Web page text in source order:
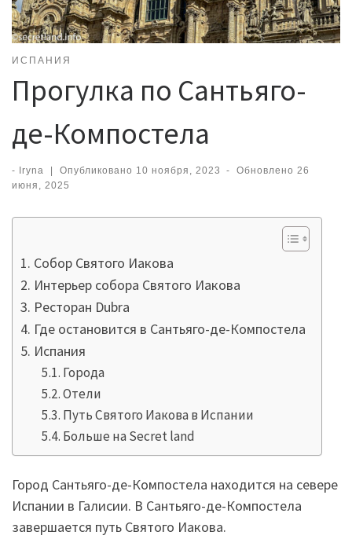
ИСПАНИЯ
Прогулка по Сантьяго-
де-Компостела
- Iryna Опубликовано 10 ноября, 2023 - Обновлено26
июня, 2025
Собор Святого Иакова
Интерьер собора Святого Иакова
Ресторан Dubra
Где остановится в Сантьяго-де-Компостела
Испания
Города
Отели
Путь Святого Иакова в Испании
Больше на Secret land
Город Сантьяго-де-Компостела находится на севере
Испании в Галисии. В Сантьяго-де-Компостела
завершается путь Святого Иакова.